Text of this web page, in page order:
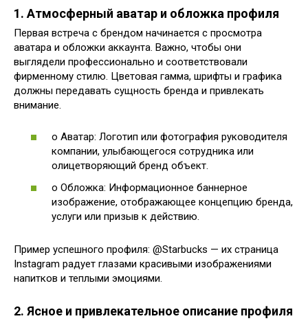
1. Атмосферный аватар и обложка профиля
Первая встреча с брендом начинается с просмотра
аватара и обложки аккаунта. Важно, чтобы они
выглядели профессионально и соответствовали
фирменному стилю. Цветовая гамма, шрифты и графика
должны передавать сущность бренда и привлекать
внимание.
o Аватар: Логотип или фотография руководителя
компании, улыбающегося сотрудника или
олицетворяющий бренд объект.
o Обложка: Информационное баннерное
изображение, отображающее концепцию бренда,
услуги или призыв к действию.
Пример успешного профиля: @Starbucks — их страница
Instagram радует глазами красивыми изображениями
напитков и теплыми эмоциями.
2. Ясное и привлекательное описание профиля